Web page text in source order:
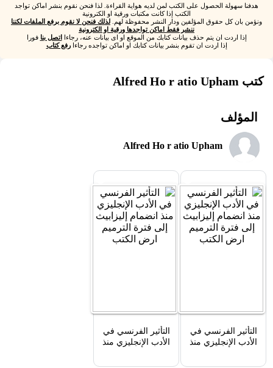
هدفنا سهولة الحصول على الكتب لمن لديه هواية القراءة. لذا فنحن نقوم بنشر اماكن تواجد
الكتب إذا كانت مكتبات ورقية او الكترونية
ونؤمن بان كل حقوق المؤلفين ودار النشر محفوظة لهم. لذلك فنحن لا نقوم برفع الملفات لكننا
ننشر فقط اماكن تواجدها ورقية او الكترونية
إذا اردت ان يتم حذف بيانات كتابك من الموقع او اى بيانات عنه، رجاءااتصل بنا فورا
إذا اردت ان تقوم بنشر بيانات كتابك او اماكن تواجده رجاءارفع كتاب
كتب Alfred Ho r atio Upham
المؤلف
Alfred Ho r atio Upham
التأثير الفرنسي في
الأدب الإنجليزي منذ
فترة الترميم
التأثير الفرنسي في
الأدب الإنجليزي منذ
فترة الترميم